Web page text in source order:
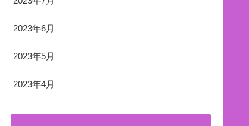
2023年6月
2023年5月
2023年4月